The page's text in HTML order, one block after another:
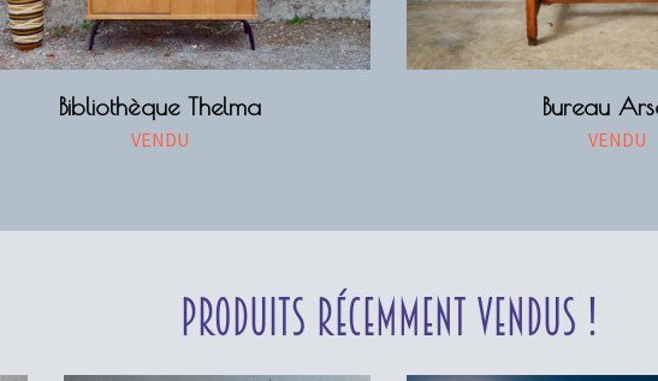
Bibliothèque Thelma
VENDU
Bureau
VENDU
Produits récemment vendus !